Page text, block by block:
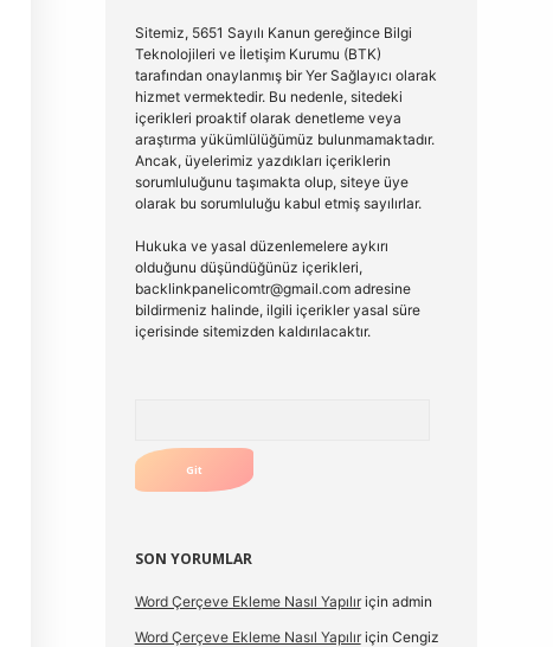
Sitemiz, 5651 Sayılı Kanun gereğince Bilgi
Teknolojileri ve İletişim Kurumu (BTK)
tarafından onaylanmış bir Yer Sağlayıcı olarak
hizmet vermektedir. Bu nedenle, sitedeki
içerikleri proaktif olarak denetleme veya
araştırma yükümlülüğümüz bulunmamaktadır.
Ancak, üyelerimiz yazdıkları içeriklerin
sorumluluğunu taşımakta olup, siteye üye
olarak bu sorumluluğu kabul etmiş sayılırlar.
Hukuka ve yasal düzenlemelere aykırı
olduğunu düşündüğünüz içerikleri,
backlinkpanelicomtr@gmail.comadresine
bildirmeniz halinde, ilgili içerikler yasal süre
içerisinde sitemizden kaldırılacaktır.
SON YORUMLAR
Word Çerçeve Ekleme Nasıl Yapılıriçin admin
Word Çerçeve Ekleme Nasıl Yapılıriçin Cengiz